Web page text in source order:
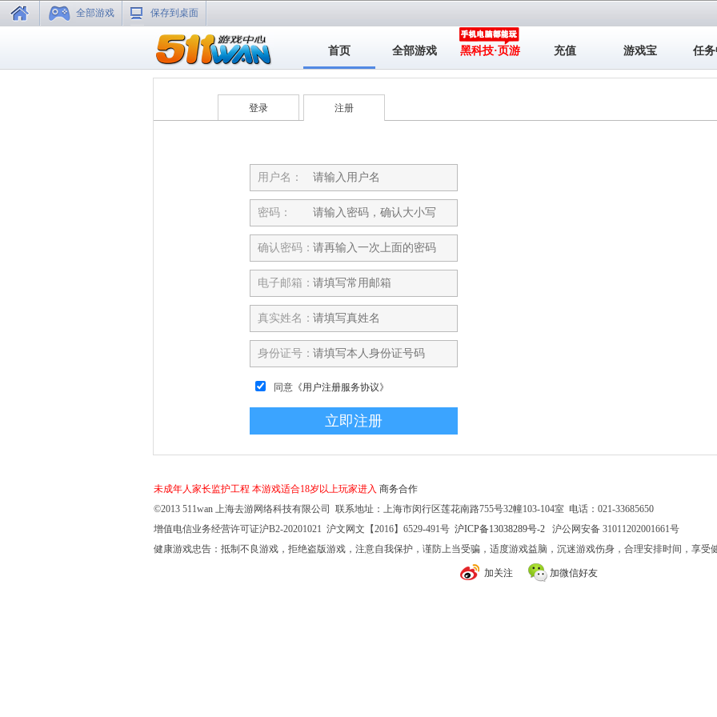
全部游戏 保存到桌面
首页 全部游戏 黑科技·页游 充值 游戏宝 任
登录 注册
用户名：
密码：
确认密码：
电子邮箱：
真实姓名：
身份证号：
同意 《用户注册服务协议》
未成年人家长监护工程 本游戏适合18岁以上玩家进入 商务合作
©2013 511wan 上海去游网络科技有限公司 联系地址：上海市闵行区莲花南路755号32幢103-104室 电话：021-33685650
增值电信业务经营许可证沪B2-20201021 沪文网文【2016】6529-491号 沪ICP备13038289号-2 沪公网安备 31011202001661号
健康游戏忠告：抵制不良游戏，拒绝盗版游戏，注意自我保护，谨防上当受骗，适度游戏益脑，沉迷游戏伤身，合理安排时间，享受
加关注 加微信好友